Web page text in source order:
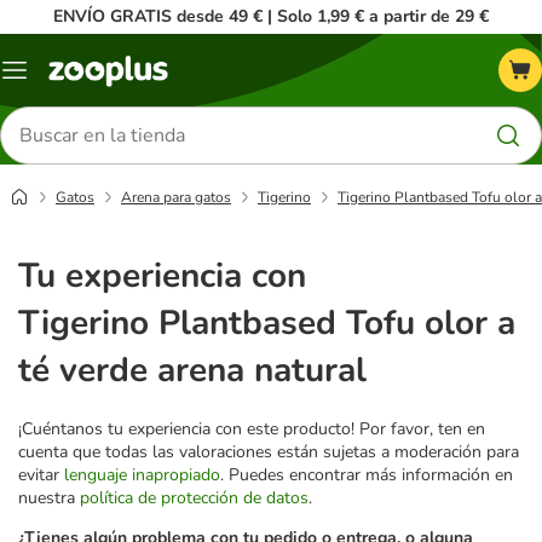
ENVÍO GRATIS desde 49 € | Solo 1,99 € a partir de 29 €
Menú
Buscar
productos
Gatos Arena para gatos Tigerino Tigerino Plantbased Tofu olor
Tu experiencia con
Tigerino Plantbased Tofu olor a
té verde arena natural
¡Cuéntanos tu experiencia con este producto! Por favor, ten en
cuenta que todas las valoraciones están sujetas a moderación para
evitar lenguaje inapropiado. Puedes encontrar más información en
nuestra política de protección de datos.
¿Tienes algún problema con tu pedido o entrega, o alguna